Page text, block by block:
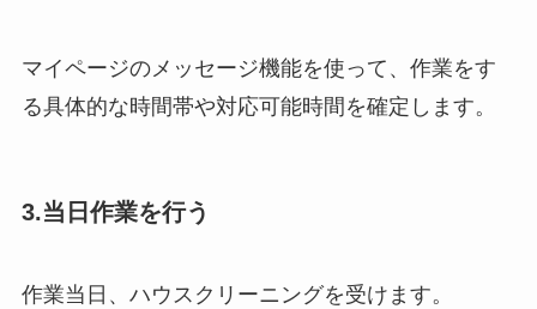
マイページのメッセージ機能を使って、作業をす
る具体的な時間帯や対応可能時間を確定します。
3.当日作業を行う
作業当日、ハウスクリーニングを受けます。